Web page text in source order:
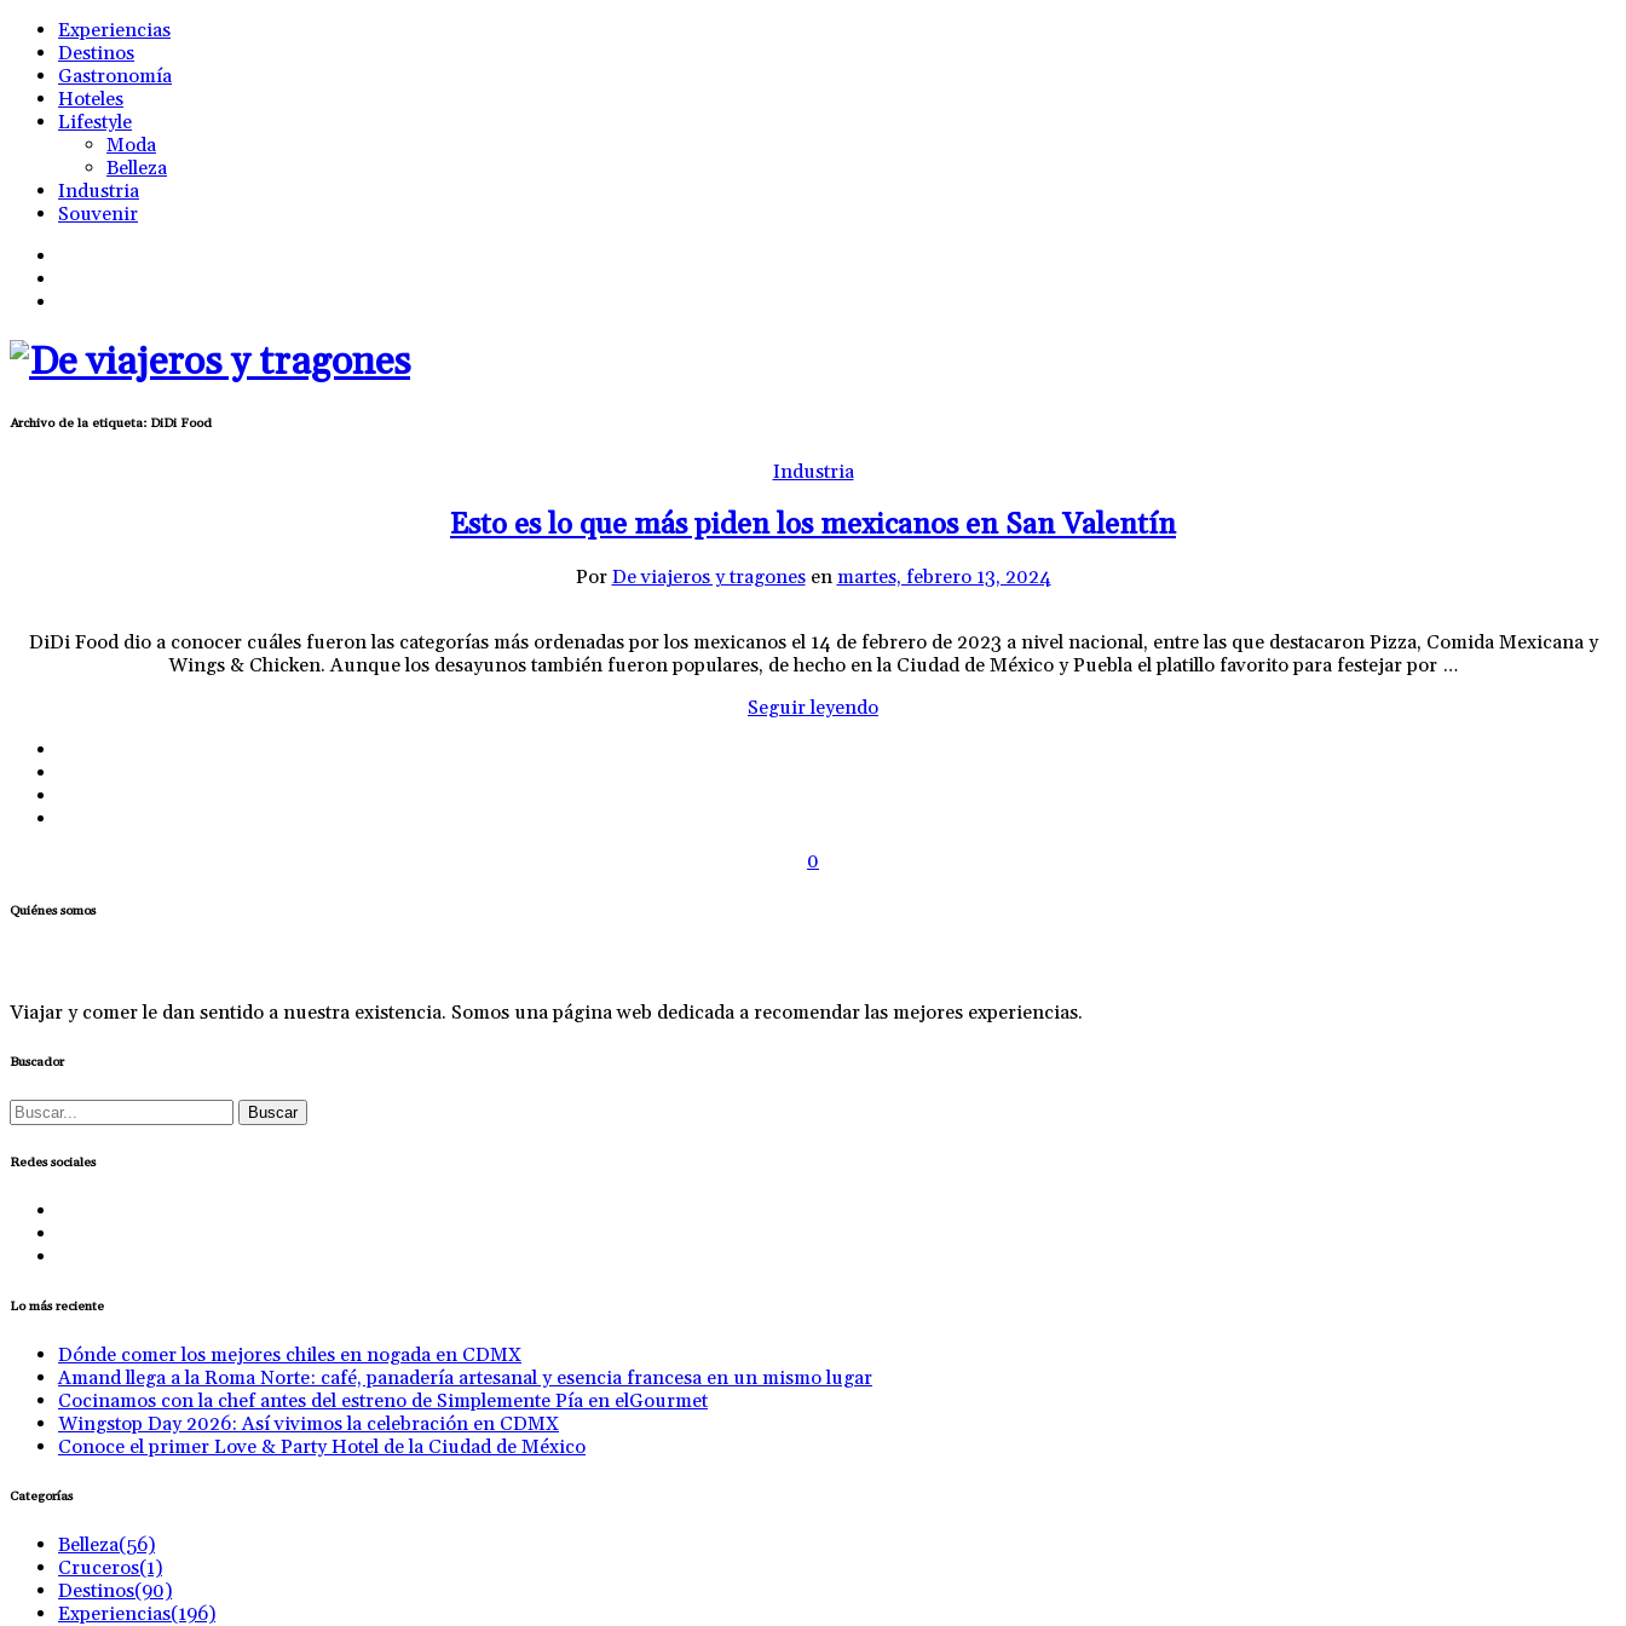
Experiencias
Destinos
Gastronomía
Hoteles
Lifestyle
Moda
Belleza
Industria
Souvenir
Archivo de la etiqueta: DiDi Food
Industria
Esto es lo que más piden los mexicanos en San Valentín
Por De viajeros y tragones en martes, febrero 13, 2024
DiDi Food dio a conocer cuáles fueron las categorías más ordenadas por los mexicanos el 14 de febrero de 2023 a nivel nacional, entre las que destacaron Pizza, Comida Mexicana y
Wings & Chicken. Aunque los desayunos también fueron populares, de hecho en la Ciudad de México y Puebla el platillo favorito para festejar por …
Seguir leyendo
0
Quiénes somos
Viajar y comer le dan sentido a nuestra existencia. Somos una página web dedicada a recomendar las mejores experiencias.
Buscador
Buscar:
Redes sociales
Lo más reciente
Dónde comer los mejores chiles en nogada en CDMX
Amand llega a la Roma Norte: café, panadería artesanal y esencia francesa en un mismo lugar
Cocinamos con la chef antes del estreno de Simplemente Pía en elGourmet
Wingstop Day 2026: Así vivimos la celebración en CDMX
Conoce el primer Love & Party Hotel de la Ciudad de México
Categorías
Belleza(56)
Cruceros(1)
Destinos(90)
Experiencias(196)